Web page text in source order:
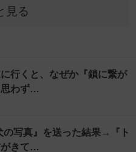
見る
行くと、なぜか『鎖に繋が
わず…
の写真』を送った結果→『ト
がきて…